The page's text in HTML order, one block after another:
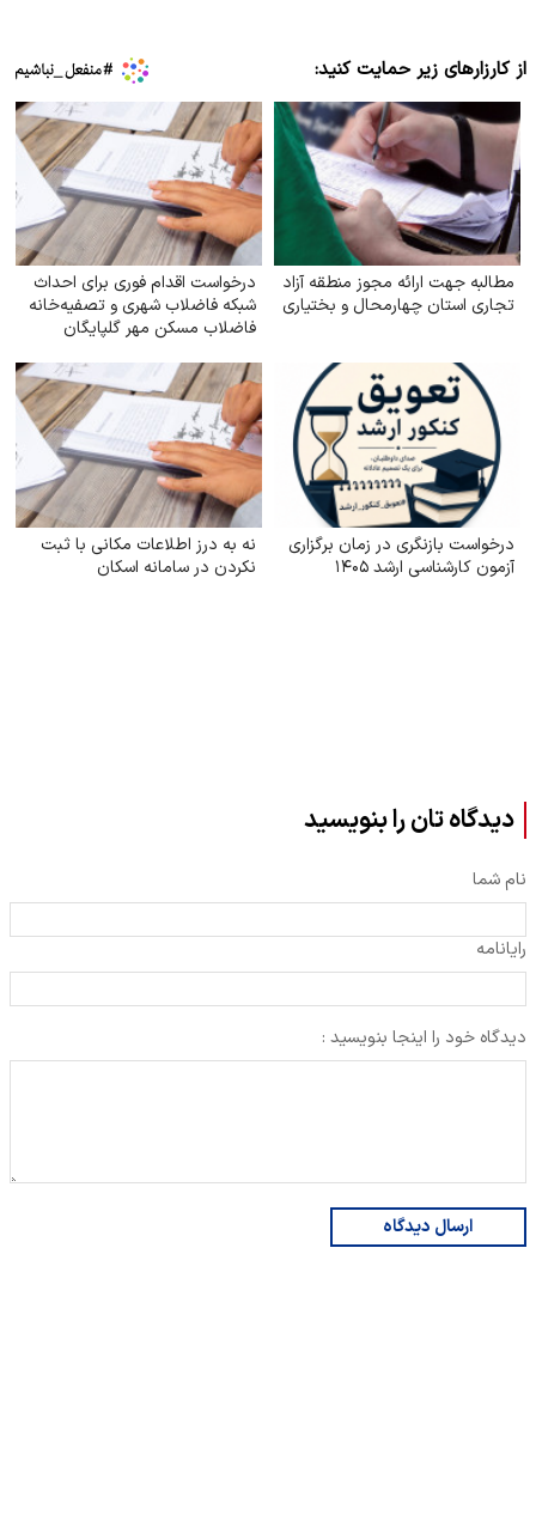
از کارزارهای زیر حمایت کنید:
مطالبه جهت ارائه مجوز منطقه آزاد
تجاری استان چهارمحال و بختیاری
درخواست اقدام فوری برای احداث
شبکه فاضلاب شهری و تصفیه‌خانه
فاضلاب مسکن مهر گلپایگان
درخواست بازنگری در زمان برگزاری
آزمون کارشناسی ارشد ۱۴۰۵
نه به درز اطلاعات مکانی با ثبت
نکردن در سامانه اسکان
دیدگاه تان را بنویسید
نام شما
رایانامه
دیدگاه خود را اینجا بنویسید :
ارسال دیدگاه